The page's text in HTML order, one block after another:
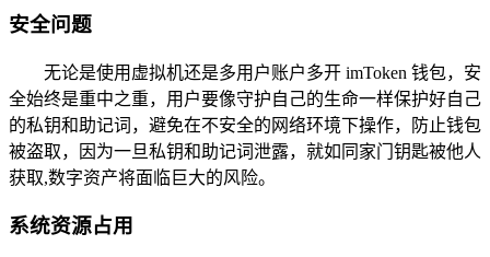
安全问题
无论是使用虚拟机还是多用户账户多开 imToken 钱包，安
全始终是重中之重，用户要像守护自己的生命一样保护好自己
的私钥和助记词，避免在不安全的网络环境下操作，防止钱包
被盗取，因为一旦私钥和助记词泄露，就如同家门钥匙被他人
获取,数字资产将面临巨大的风险。
系统资源占用